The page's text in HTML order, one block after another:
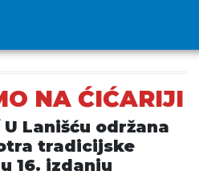
NA ĆIĆARIJI
U Lanišću održana
tradicijske
16. izdanju